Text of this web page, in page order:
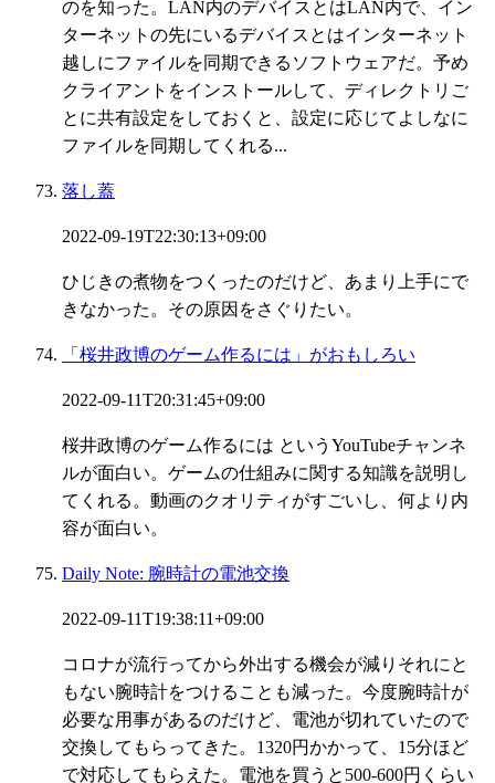
のを知った。LAN内のデバイスとはLAN内で、イン
ターネットの先にいるデバイスとはインターネット
越しにファイルを同期できるソフトウェアだ。予め
クライアントをインストールして、ディレクトリご
とに共有設定をしておくと、設定に応じてよしなに
ファイルを同期してくれる...
落し蓋
2022-09-19T22:30:13+09:00
ひじきの煮物をつくったのだけど、あまり上手にで
きなかった。その原因をさぐりたい。
「桜井政博のゲーム作るには」がおもしろい
2022-09-11T20:31:45+09:00
桜井政博のゲーム作るには というYouTubeチャンネ
ルが面白い。ゲームの仕組みに関する知識を説明し
てくれる。動画のクオリティがすごいし、何より内
容が面白い。
Daily Note: 腕時計の電池交換
2022-09-11T19:38:11+09:00
コロナが流行ってから外出する機会が減りそれにと
もない腕時計をつけることも減った。今度腕時計が
必要な用事があるのだけど、電池が切れていたので
交換してもらってきた。1320円かかって、15分ほど
で対応してもらえた。電池を買うと500-600円くらい